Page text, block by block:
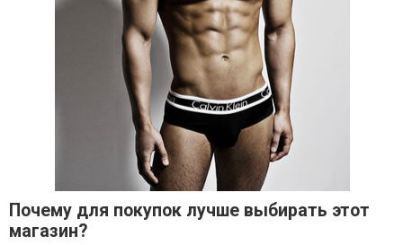
Почему для покупок лучше выбирать этот
магазин?